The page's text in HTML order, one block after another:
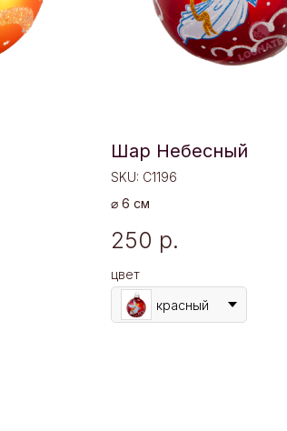
Шар Небесный
SKU: C1196
⌀ 6 см
250 р.
цвет
красный